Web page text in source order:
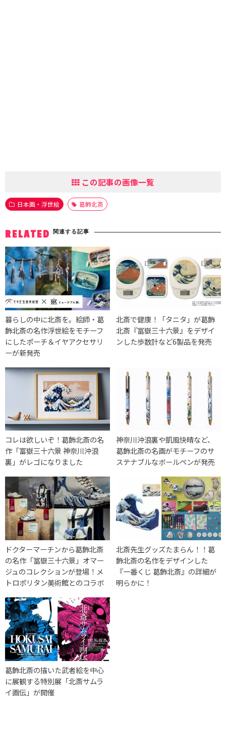
この記事の画像一覧
日本画・浮世絵 葛飾北斎
RELATED 関連する記事
暮らしの中に北斎を。絵師・葛
飾北斎の名作浮世絵をモチーフ
にしたポーチ＆イヤアクセサリ
ーが新発売
北斎で健康！「タニタ」が葛飾
北斎『冨嶽三十六景』をデザイ
ンした歩数計など6製品を発売
コレは欲しいぞ！葛飾北斎の名
作「富嶽三十六景 神奈川沖浪
裏」がレゴになりました
神奈川沖浪裏や凱風快晴など、
葛飾北斎の名画がモチーフのサ
ステナブルなボールペンが発売
ドクターマーチンから葛飾北斎
の名作「冨嶽三十六景」オマー
ジュのコレクションが登場！メ
トロポリタン美術館とのコラボ
北斎先生グッズたまらん！！葛
飾北斎の名作をデザインした
『一番くじ 葛飾北斎』の詳細が
明らかに！
葛飾北斎の描いた武者絵を中心
に展観する特別展「北斎サムラ
イ画伝」が開催